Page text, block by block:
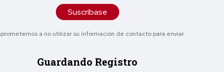
Suscríbase
a no utilizar su información de contacto para enviar
Guardando Registro